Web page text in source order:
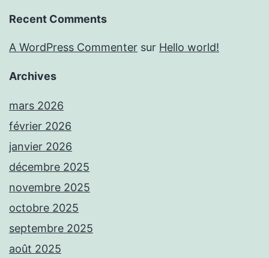
Recent Comments
A WordPress Commenter sur Hello world!
Archives
mars 2026
février 2026
janvier 2026
décembre 2025
novembre 2025
octobre 2025
septembre 2025
août 2025